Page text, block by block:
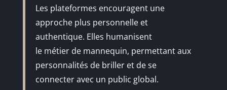
Les plateformes encouragent une
approche plus personnelle et
authentique. Elles humanisent
le métier de mannequin, permettant aux
personnalités de briller et de se
connecter avec un public global.